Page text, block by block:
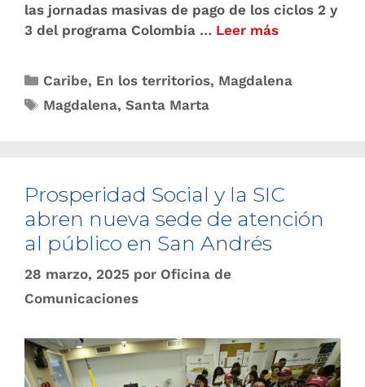
las jornadas masivas de pago de los ciclos 2 y
3 del programa Colombia … Leer más
Caribe, En los territorios, Magdalena
Magdalena,Santa Marta
Prosperidad Social y la SIC
abren nueva sede de atención
al público en San Andrés
28 marzo, 2025 por Oficina de
Comunicaciones